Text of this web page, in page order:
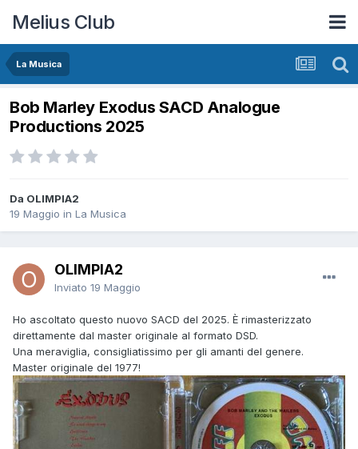
Melius Club
La Musica
Bob Marley Exodus SACD Analogue
Productions 2025
Da OLIMPIA2
19 Maggio in La Musica
OLIMPIA2
Inviato 19 Maggio
Ho ascoltato questo nuovo SACD del 2025. È rimasterizzato
direttamente dal master originale al formato DSD.
Una meraviglia, consigliatissimo per gli amanti del genere.
Master originale del 1977!